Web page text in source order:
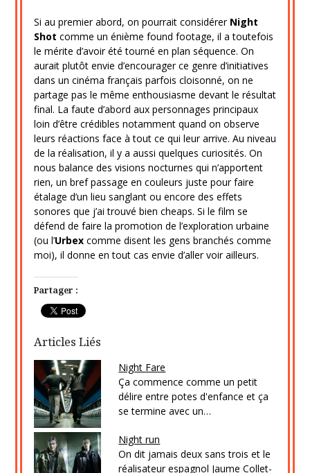
Si au premier abord, on pourrait considérer Night
Shot comme un énième found footage, il a toutefois
le mérite d’avoir été tourné en plan séquence. On
aurait plutôt envie d’encourager ce genre d’initiatives
dans un cinéma français parfois cloisonné, on ne
partage pas le même enthousiasme devant le résultat
final. La faute d’abord aux personnages principaux
loin d’être crédibles notamment quand on observe
leurs réactions face à tout ce qui leur arrive. Au niveau
de la réalisation, il y a aussi quelques curiosités. On
nous balance des visions nocturnes qui n’apportent
rien, un bref passage en couleurs juste pour faire
étalage d’un lieu sanglant ou encore des effets
sonores que j’ai trouvé bien cheaps. Si le film se
défend de faire la promotion de l’exploration urbaine
(ou l’Urbex comme disent les gens branchés comme
moi), il donne en tout cas envie d’aller voir ailleurs.
Partager :
Articles Liés
Night Fare
Ça commence comme un petit
délire entre potes d'enfance et ça
se termine avec un…
Night run
On dit jamais deux sans trois et le
réalisateur espagnol Jaume Collet-